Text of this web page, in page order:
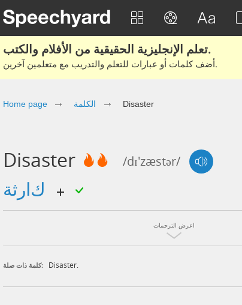
تعلم الإنجليزية الحقيقية من الأفلام والكتب.
أضف كلمات أو عبارات للتعلم والتدريب مع متعلمين آخرين.
Home page الكلمة Disaster
Disaster /dɪ'zæstər/
اعرض الترجمات
كلمة ذات صلة: Disaster.